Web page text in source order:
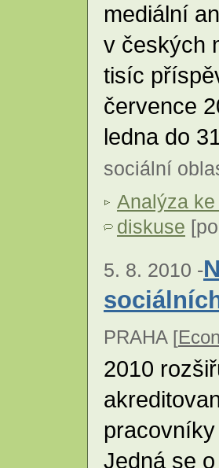
mediální
v českých
tisíc
července
ledna do
sociální
Analýza
diskuse
5. 8. 2010 -
PRAHA [
2010
Jedná se